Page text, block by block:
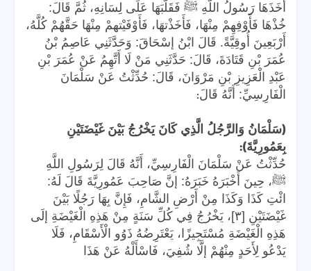
أَخَذَهَا رَسُولُ اللَّهِ ﷺ فَقَلَّبَهَا عَلَى لِسَانِهِ، ثُمَّ قَالَ:
خُذْهَا فَأَوْفِهِمْ مِنْهَا، فَأَخَذْتهَا، فَأَوْفَيْتهمْ مِنْهَا حَقَّهُمْ كُلَّهُ،
أَرْبَعِينَ أُوقِيَّةً. قَالَ ابْنُ إسْحَاقَ: وَحَدَّثَنِي عَاصِمُ بْنُ
عُمَرَ بْنِ قَتَادَةَ، قَالَ: حَدَّثَنِي مَنْ لَا أَتَّهِمُ عَنْ عُمَرَ بْنِ
عَبْدِ الْعَزِيزِ بْنِ مَرْوَانَ، قَالَ: حُدِّثْتُ عَنْ سَلْمَانَ
الْفَارِسِيِّ: أَنَّهُ قَالَ:
(سَلْمَانُ وَالرَّجُلُ الَّذِي كَانَ يَخْرُجُ بَيْنَ غَيْضَتَيْنِ
بِعَمُورِيَّةَ):
حُدِّثْتُ عَنْ سَلْمَانَ الْفَارِسِيِّ، أَنَّهُ قَالَ لِرَسُولِ اللَّهِ
ﷺ، حِينَ أَخْبَرَهُ خَبَرَهُ: إنَّ صَاحِبَ عَمُورِيَّةَ قَالَ لَهُ:
ائْتِ كَذَا وَكَذَا مِنْ أَرْضِ الشَّامِ، فَإِنَّ بِهَا رَجُلًا بَيْنَ
غَيْضَتَيْنِ [٣]، يَخْرُجُ فِي كُلِّ سَنَةٍ مِنْ هَذِهِ الْغَيْضَةِ إلَى
هَذِهِ الْغَيْضَةِ مُسْتَجِيزًا، يَعْتَرِضُهُ ذَوُو الْأَسْقَامِ، فَلَا
يَدْعُو لِأَحَدٍ مِنْهُمْ إلَّا شُفِيَ، فَاسْأَلْهُ عَنْ هَذَا